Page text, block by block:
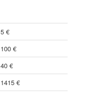
5 €
100 €
40 €
1415 €